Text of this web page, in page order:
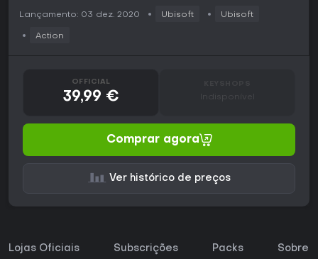
Lançamento: 03 dez. 2020 Ubisoft Ubisoft
Action
OFFICIAL
39,99 € Indisponível
Comprar agora
Ver histórico de preços
Lojas Oficiais Subscrições Packs Sobre